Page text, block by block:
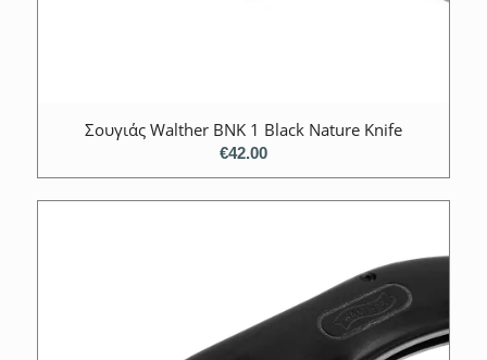
Σουγιάς Walther BNK 1 Black Nature Knife
€42.00